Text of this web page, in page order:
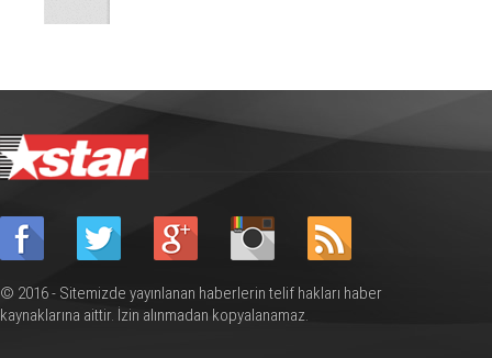
© 2016 - Sitemizde yayınlanan haberlerin telif hakları haber
kaynaklarına aittir. İzin alınmadan kopyalanamaz.